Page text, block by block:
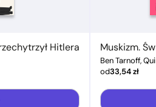
Hitlera Muskizm.
Ben Tarnoff,
od33,54zł